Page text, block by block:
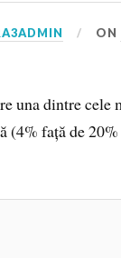
ON
una dintre cele
(4% față de